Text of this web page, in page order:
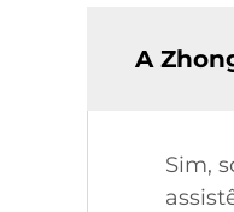
A
Sim,